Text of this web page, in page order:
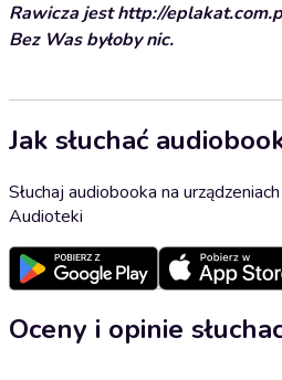
Rawicza jest http://
Bez Was byłoby nic.
Jak słuchać
Słuchaj audiobooka na
Audioteki
Oceny i opinie